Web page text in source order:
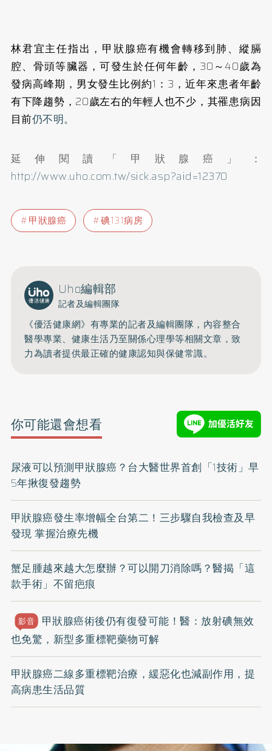
林君宜主任指出，甲狀腺癌有機會轉移到肺、縱膈
腔、骨頭等臟器，可發生於任何年齡，30～40歲為
發病高峰期，男女發生比例約1：3，近年來患者年齡
有下降趨勢，20歲左右的年輕人也不少，其罹患病因
目前仍不明。
延伸閱讀「甲狀腺癌」：
http://www.uho.com.tw/sick.asp?aid=12370
甲狀腺癌 碘131病房
Uho編輯部
記者及編輯團隊
《優活健康網》有專業的記者及編輯團隊，內容整合
醫學專業、健康生活乃至關係心理學等相關文章，致
力為讀者提供最正確的健康認知與保健常識。
你可能還會想看
尿液可以預測甲狀腺癌？台大醫世界首創「1技術」早
5年揪復發趨勢
甲狀腺癌發生率增幅全台第二！三步驟自我檢查及早
發現 掌握治療先機
蟹足腫越來越大怎麼辦？可以開刀消除嗎？醫揭「這
款手術」不留疤痕
影音
甲狀腺癌術後仍有復發可能！醫：放射碘無效
也免驚，新型多重標靶藥物可解
甲狀腺癌二線多重標靶治療，緩惡化也減副作用，提
高病患生活品質